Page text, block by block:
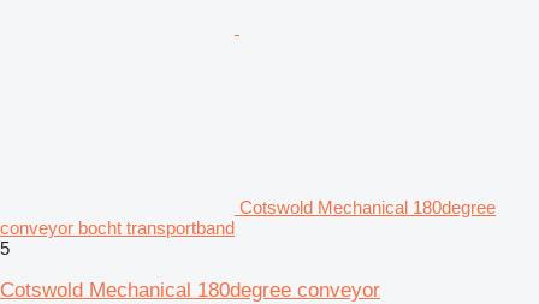
Cotswold Mechanical 180degree
conveyor bocht transportband
5
Cotswold Mechanical 180degree conveyor